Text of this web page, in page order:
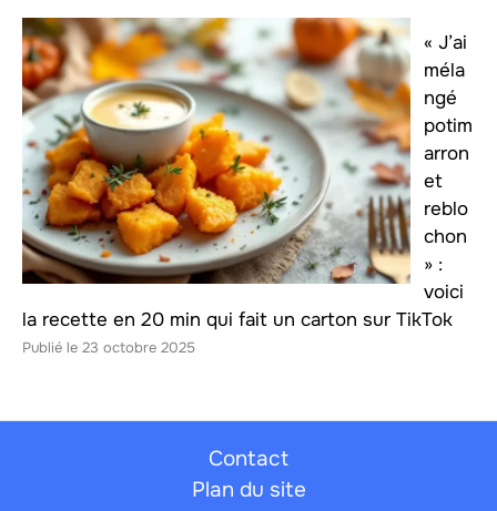
« J’ai
méla
ngé
potim
arron
et
reblo
chon
» :
voici
la recette en 20 min qui fait un carton sur TikTok
23 octobre 2025
Contact
Plan du site